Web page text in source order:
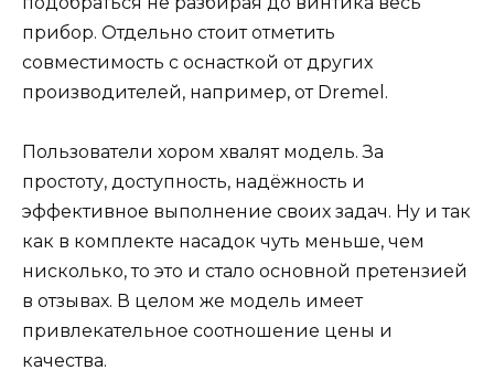
прибор. Отдельно стоит отметить
совместимость с оснасткой от других
производителей, например, от Dremel.
Пользователи хором хвалят модель. За
простоту, доступность, надёжность и
эффективное выполнение своих задач. Ну и так
как в комплекте насадок чуть меньше, чем
нисколько, то это и стало основной претензией
в отзывах. В целом же модель имеет
привлекательное соотношение цены и
качества.